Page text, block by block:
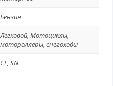
Бензин
Легковой, Мотоциклы,
мотороллеры, снегоходы
CF, SN